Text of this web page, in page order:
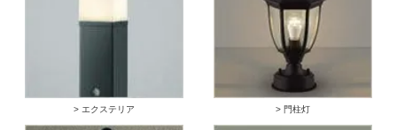
> エクステリア > 門柱灯